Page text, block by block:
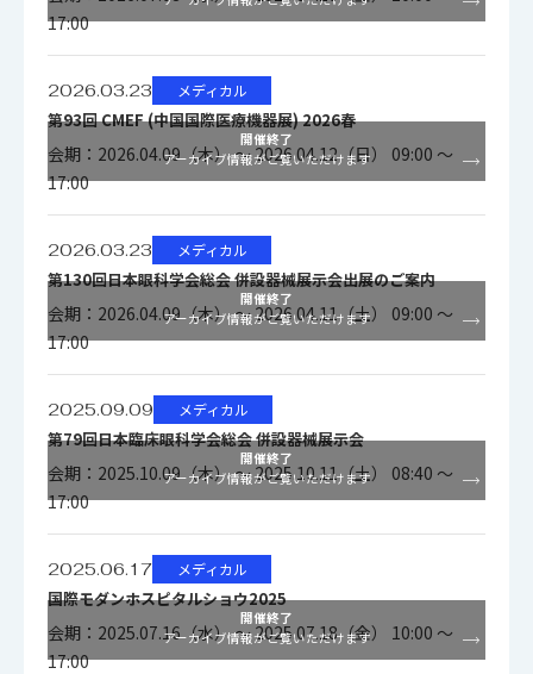
17:00
2026.03.23 メディカル
第93回 CMEF (中国国際医療機器展) 2026春
会期：2026.04.09（木） ～ 2026.04.12（日） 09:00 ～
17:00
開催終了
アーカイブ情報がご覧いただけます
2026.03.23 メディカル
第130回日本眼科学会総会 併設器械展示会出展のご案内
会期：2026.04.09（木） ～ 2026.04.11（土） 09:00 ～
17:00
開催終了
アーカイブ情報がご覧いただけます
2025.09.09 メディカル
第79回日本臨床眼科学会総会 併設器械展示会
会期：2025.10.09（木） ～ 2025.10.11（土） 08:40 ～
17:00
開催終了
アーカイブ情報がご覧いただけます
2025.06.17 メディカル
国際モダンホスピタルショウ2025
会期：2025.07.16（水） ～ 2025.07.18（金） 10:00 ～
17:00
開催終了
アーカイブ情報がご覧いただけます